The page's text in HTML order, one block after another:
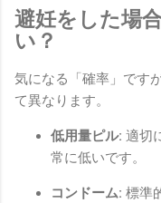
避妊をした場
い？
気になる「確率」です
て異なります。
低用量ピル: 適切
常に低いです。
コンドーム: 標準